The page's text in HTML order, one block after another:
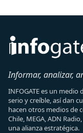
Informar, analizar,
INFOGATE es un
serio y creíble, así dan
hacen otros medios de
Chile, MEGA, ADN
una alianza estratégica.